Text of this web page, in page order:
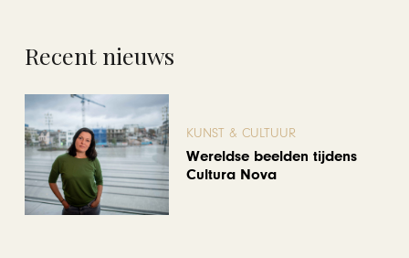
Recent nieuws
KUNST & CULTUUR
Wereldse beelden tijdens
Cultura Nova